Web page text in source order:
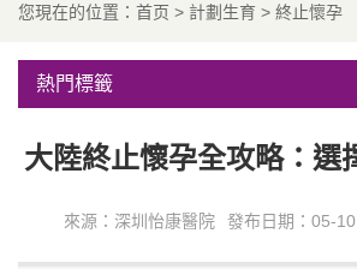
您現在的位置： 首页 > 計劃生育 > 終止懷孕
熱門標籤
大陸終止懷孕全攻略：選
來源：深圳怡康醫院 發布日期：05-10